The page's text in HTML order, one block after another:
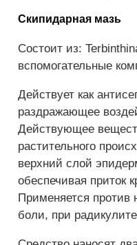
Скипидарная мазь
Состоит из:
вспомогательные
Действует как
раздражающее
Действующее
растительного
верхний слой
обеспечивая приток
Применяется
боли, при